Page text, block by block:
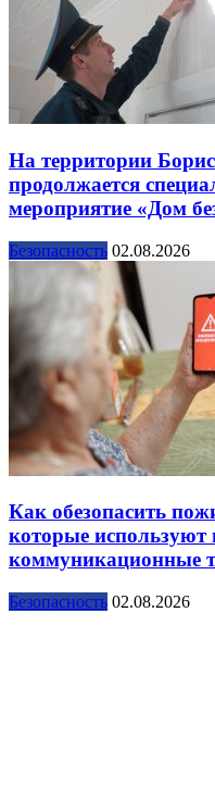
На территории
продолжается
мероприятие «Дом
Безопасность 02.08.2026
Как обезопасить
которые
коммуникационные
Безопасность 02.08.2026